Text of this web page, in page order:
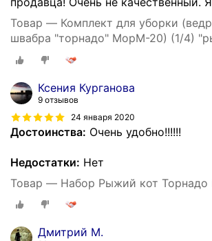
Товар — Комплект для уборки
швабра "торнадо" MopM-20) (1/4)
Ксения Курганова
9 отзывов
24 января 2020
Достоинства: Очень удобно!!!!!!
Недостатки: Нет
Товар — Набор Рыжий кот Торнадо
Дмитрий М.